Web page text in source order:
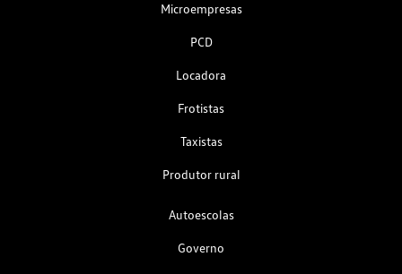
Microempresas
PCD
Locadora
Frotistas
Taxistas
Produtor rural
Autoescolas
Governo